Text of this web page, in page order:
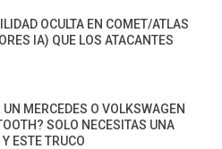
OCULTA EN COMET/ATLAS
IA) QUE LOS ATACANTES
MERCEDES O VOLKSWAGEN
SOLO NECESITAS UNA
ESTE TRUCO